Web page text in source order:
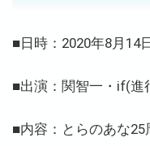
■日時：2020年8月14
■出演：関智一・if(進
■内容： とらのあな